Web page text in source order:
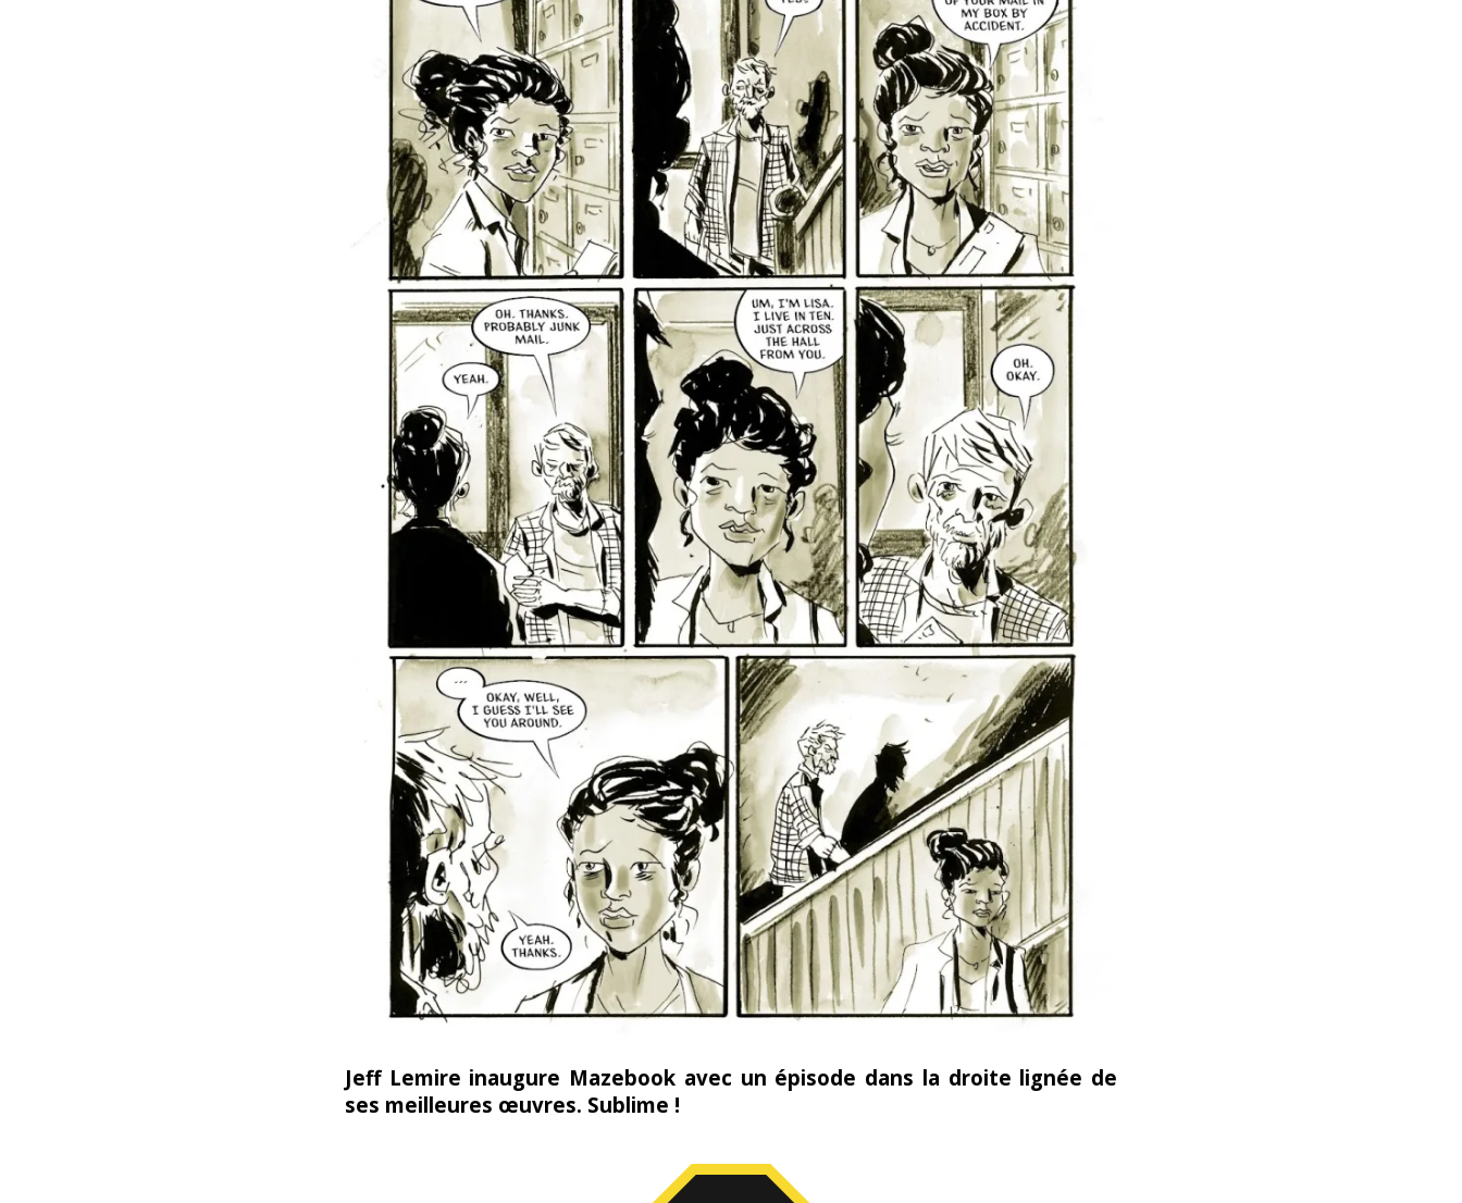
Jeff Lemire inaugure Mazebook avec un épisode dans la droite lignée de
ses meilleures œuvres. Sublime !